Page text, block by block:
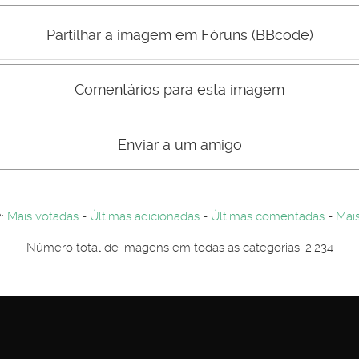
Mau Bom
Partilhar a imagem em Fóruns (BBcode)
Comentários para esta imagem
comentário não são visiveis para visitantes. Por-favor registe-
Por-favor registe-se...Enviar a um amigo
Mais votadas - Últimas adicionadas - Últimas comentadas -
Número total de imagens em todas as categorias: 2,234